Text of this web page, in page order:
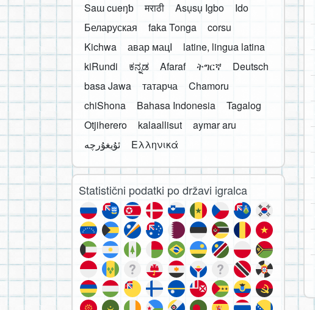
Saɯ cueŋƅ
मराठी Asụsụ Igbo
Ido
Беларуская
faka Tonga
corsu
Kichwa
авар мацӀ
latine, lingua latina
kiRundi
ಕನ್ನಡ Afaraf ትግርኛ
Deutsch
basa Jawa
татарча
Chamoru
chiShona
Bahasa Indonesia
Tagalog
Otjiherero
kalaallisut
aymar aru
Ελληνικά
Statistični podatki po državi igralca